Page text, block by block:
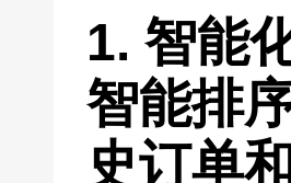
1. 智能
智能排
史订单